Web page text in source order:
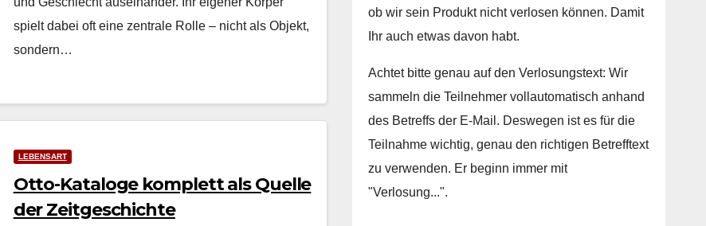
spielt dabei oft eine zen­trale Rolle – nicht als Objekt,
son­dern…
LEBENSART
Otto-Kataloge komplett als Quelle
der Zeitgeschichte
ob wir sein Produkt nicht verlosen können. Damit
Ihr auch etwas davon habt.
Achtet bitte genau auf den Verlosungstext: Wir
sammeln die Teilnehmer vollautomatisch anhand
des Betreffs der E-Mail. Deswegen ist es für die
Teilnahme wichtig, genau den richtigen Betrefftext
zu verwenden. Er beginn immer mit
"Verlosung...".